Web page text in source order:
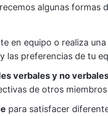
algunas formas
en equipo o realiza una
las preferencias de tu
verbales y no
de otros
para satisfacer